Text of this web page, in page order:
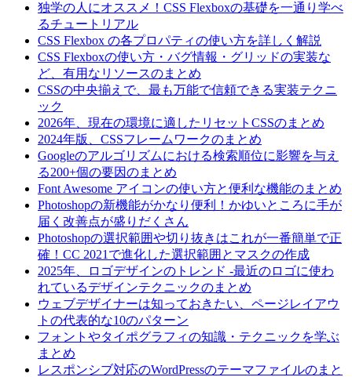
独学の人にオススメ！CSS Flexboxの基礎を一通り学べ
るチュートリアル
CSS Flexbox の各プロパティの使い方を詳しく解説
CSS Flexboxの使い方・バグ情報・グリッドの実装な
ど、有用なリソースのまとめ
CSSの中央揃えで、最も万能で信頼できる実装テクニ
ック
2026年、現在の環境に適したリセットCSSのまとめ
2024年版、CSSフレームワークのまとめ
Googleのアルゴリズムにおける検索順位に影響を与え
る200+個の要因のまとめ
Font Awesome アイコンの使い方と便利な機能のまとめ
Photoshopの新機能がかなり便利！かゆいところに手が
届く改善点が盛りだくさん
Photoshopの選択範囲や切り抜きはこれが一番簡単で正
確！CC 2021で進化した選択範囲とマスクの作成
2025年、ロゴデザインのトレンド -最近のロゴに使わ
れているデザインテクニックのまとめ
ウェブデザイナーは知っておきたい、ページレイアウ
トの代表的な10のパターン
フォントやタイポグラフィの知識・テクニックを学ぶ
まとめ
レスポンシブ対応のWordPressのテーマファイルのまと